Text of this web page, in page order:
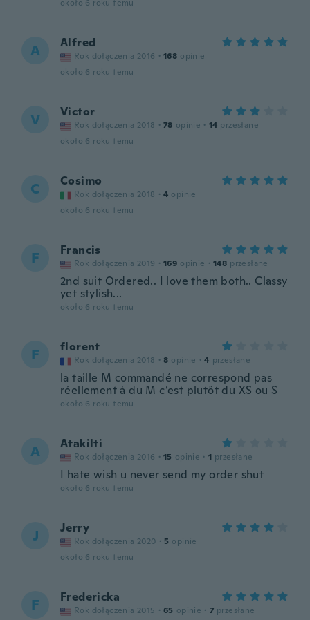
około 6 roku temu
A Alfred
Rok dołączenia 2016 · 168 opinie
około 6 roku temu
V Victor
Rok dołączenia 2018 · 78 opinie · 14 przesłane
około 6 roku temu
C Cosimo
Rok dołączenia 2018 · 4 opinie
około 6 roku temu
F Francis
Rok dołączenia 2019 · 169 opinie · 148 przesłane
2nd suit Ordered.. I love them both.. Classy
yet stylish...
około 6 roku temu
F florent
Rok dołączenia 2018 · 8 opinie · 4 przesłane
la taille M commandé ne correspond pas
réellement à du M c’est plutôt du XS ou S
około 6 roku temu
A Atakilti
Rok dołączenia 2016 · 15 opinie · 1 przesłane
I hate wish u never send my order shut
około 6 roku temu
J Jerry
Rok dołączenia 2020 · 5 opinie
około 6 roku temu
F Fredericka
Rok dołączenia 2015 · 65 opinie · 7 przesłane